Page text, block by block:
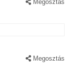
Megosztás
Megosztás